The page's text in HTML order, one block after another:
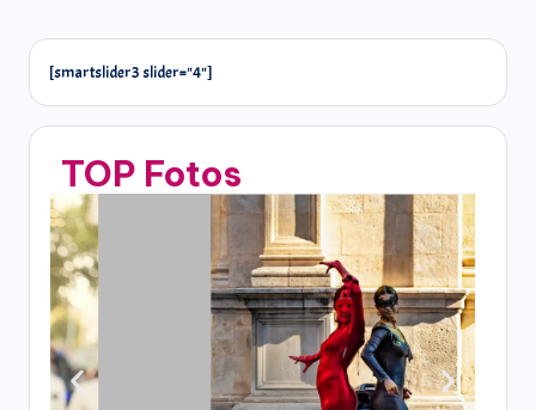
[smartslider3 slider="4"]
TOP Fotos